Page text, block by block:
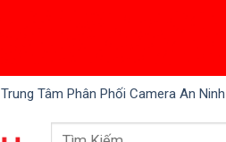
Trung Tâm Phân Phối Camera An
Tìm